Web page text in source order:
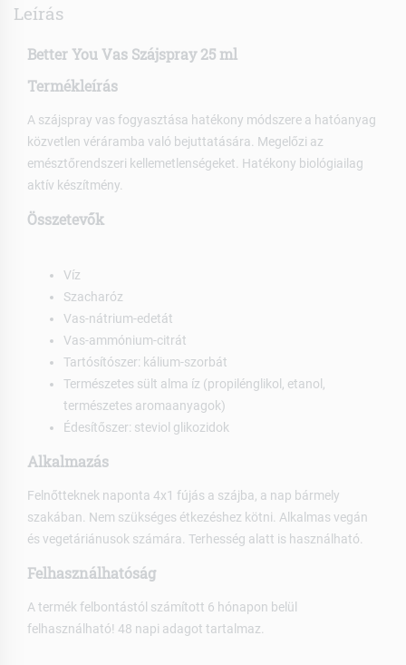
Leírás
Better You Vas Szájspray 25 ml
Termékleírás
A szájspray vas fogyasztása hatékony módszere a hatóanyag
közvetlen véráramba való bejuttatására. Megelőzi az
emésztőrendszeri kellemetlenségeket. Hatékony biológiailag
aktív készítmény.
Összetevők
Víz
Szacharóz
Vas-nátrium-edetát
Vas-ammónium-citrát
Tartósítószer: kálium-szorbát
Természetes sült alma íz (propilénglikol, etanol,
természetes aromaanyagok)
Édesítőszer: steviol glikozidok
Alkalmazás
Felnőtteknek naponta 4x1 fújás a szájba, a nap bármely
szakában. Nem szükséges étkezéshez kötni. Alkalmas vegán
és vegetáriánusok számára. Terhesség alatt is használható.
Felhasználhatóság
A termék felbontástól számított 6 hónapon belül
felhasználható! 48 napi adagot tartalmaz.